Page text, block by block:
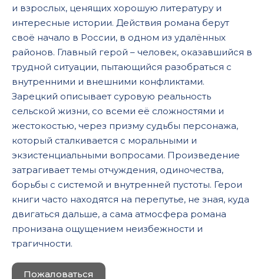
и взрослых, ценящих хорошую литературу и
интересные истории. Действия романа берут
своё начало в России, в одном из удалённых
районов. Главный герой – человек, оказавшийся в
трудной ситуации, пытающийся разобраться с
внутренними и внешними конфликтами.
Зарецкий описывает суровую реальность
сельской жизни, со всеми её сложностями и
жестокостью, через призму судьбы персонажа,
который сталкивается с моральными и
экзистенциальными вопросами. Произведение
затрагивает темы отчуждения, одиночества,
борьбы с системой и внутренней пустоты. Герои
книги часто находятся на перепутье, не зная, куда
двигаться дальше, а сама атмосфера романа
пронизана ощущением неизбежности и
трагичности.
Пожаловаться